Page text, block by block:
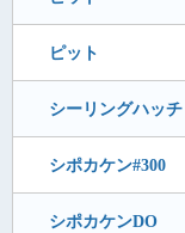
ピット
シーリングハッチ
シポカケン#300
シポカケンDO